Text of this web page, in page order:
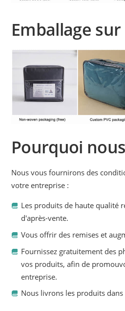
Emballage
Pourquoi
Nous vous fournirons des
votre entreprise :
Les produits de haute qualité
d'après-vente.
Vous offrir des remises et
Fournissez gratuitement des
vos produits, afin de
entreprise.
Nous livrons les produits